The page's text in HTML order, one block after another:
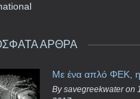
ΑΡΘΡΑ
By savegreekwater on